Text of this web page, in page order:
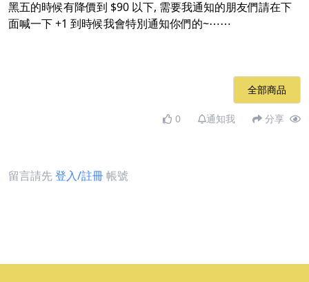
黑五的時候有降價到 $90 以下, 需要我通知的朋友們請在下
面喊一下 +1 到時候我會特別通知你們的~⋯⋯
全部商品
0 通知我 分享
留言請先登入/註冊帳號